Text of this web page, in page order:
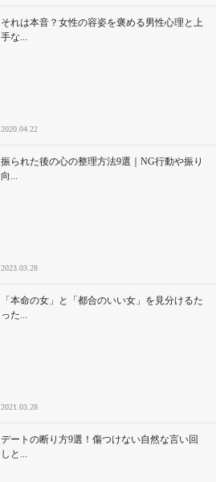
それは本音？女性の容姿を褒める男性心理と上
手な...
2020.04.22
振られた後の心の整理方法9選｜NG行動や振り
向...
2023.03.28
「本命の女」と「都合のいい女」を見分けるた
った...
2021.03.28
デートの断り方9選！傷つけない自然な言い回
しと...